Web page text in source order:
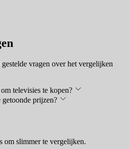
vragen over het vergelijken
televisies te kopen?
prijzen?
om slimmer te vergelijken.